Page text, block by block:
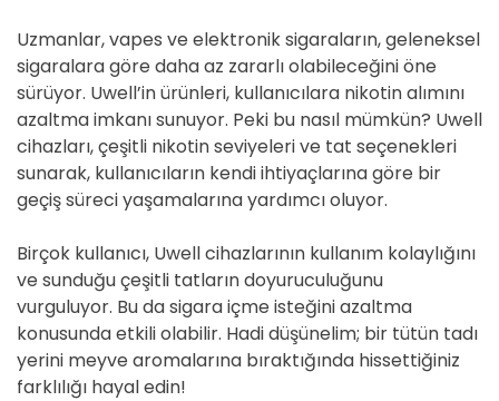
Uzmanlar, vapes ve elektronik sigaraların, geleneksel
sigaralara göre daha az zararlı olabileceğini öne
sürüyor. Uwell’in ürünleri, kullanıcılara nikotin alımını
azaltma imkanı sunuyor. Peki bu nasıl mümkün? Uwell
cihazları, çeşitli nikotin seviyeleri ve tat seçenekleri
sunarak, kullanıcıların kendi ihtiyaçlarına göre bir
geçiş süreci yaşamalarına yardımcı oluyor.
Birçok kullanıcı, Uwell cihazlarının kullanım kolaylığını
ve sunduğu çeşitli tatların doyuruculuğunu
vurguluyor. Bu da sigara içme isteğini azaltma
konusunda etkili olabilir. Hadi düşünelim; bir tütün tadı
yerini meyve aromalarına bıraktığında hissettiğiniz
farklılığı hayal edin!